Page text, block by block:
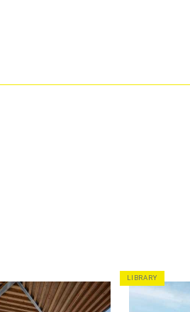
LIBRARY